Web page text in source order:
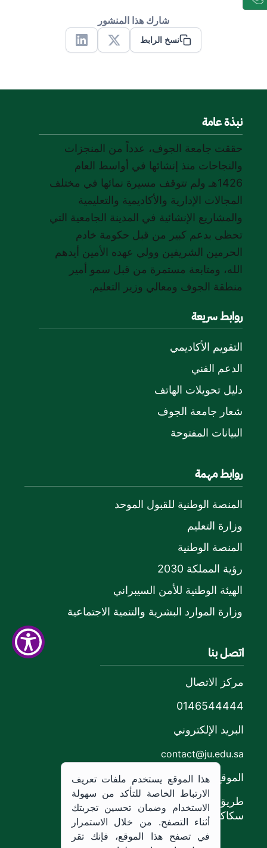
شارك هذا المنشور
نسخ الرابط
X
Linkedin
نبذة عامة
حققت جامعة الجوف، عدداً من المنجزات
والنجاحات منذ إنشائها في أواسط العام
1426هـ ولم تتوقف مسيرة نمائها في مختلف
المجالات الإدارية والأكاديمية والتعليمية
والمشاريع الإنشائية في المدينة الجامعية التي
تحظى بدعم كبير من قبل حكومة خادم
الحرمين الشريفين وولي عهده الأمين أيدهم
الله، ومتابعة مستمرة من قبل سمو أمير
منطقة الجوف ومعالي وزير التعليم.
روابط سريعة
التقويم الأكاديمي
الدعم الفني
دليل تحويلات الهاتف
شعار جامعة الجوف
البيانات المفتوحة
روابط مهمة
المنصة الوطنية للقبول الموحد
وزارة التعليم
المنصة الوطنية
رؤية المملكة 2030
الهيئة الوطنية للأمن السيبراني
وزارة الموارد البشرية والتنمية الاجتماعية
اتصل بنا
مركز الاتصال
0146544444
البريد الإلكتروني
contact@ju.edu.sa
الموقع
طريق الملك خالد،
سكاكا, المملكة العربية السعودية.
هذا الموقع يستخدم ملفات تعريف
الارتباط الخاصة للتأكد من سهولة
الاستخدام وضمان تحسين تجربتك
أثناء التصفح. من خلال الاستمرار
في تصفح هذا الموقع، فإنك تقر